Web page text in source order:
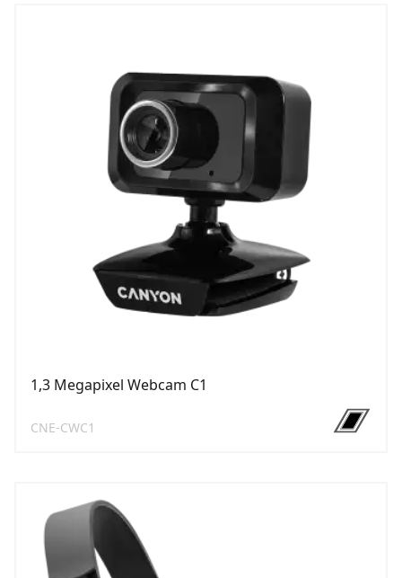
1,3 Megapixel Webcam C1
CNE-CWC1